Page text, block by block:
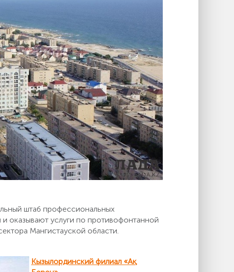
штаб профессиональных
оказывают услуги по противофонтанной
Мангистауской области.
Кызылординский филиал «Ақ